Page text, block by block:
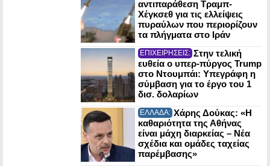
αντιπαράθεση Τραμπ-
Χέγκσεθ για τις ελλείψεις
πυραύλων που περιορίζουν
τα πλήγματα στο Ιράν
ΕΠΙΧΕΙΡΗΣΕΙΣ: Στην τελική
ευθεία ο υπερ-πύργος Trump
στο Ντουμπάι: Υπεγράφη η
σύμβαση για το έργο του 1
δισ. δολαρίων
ΕΛΛΑΔΑ: Χάρης Δούκας: «Η
καθαριότητα της Αθήνας
είναι μάχη διαρκείας – Νέα
σχέδια και ομάδες ταχείας
παρέμβασης»